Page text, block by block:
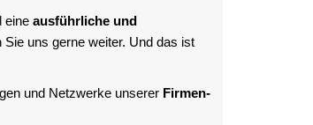
eine ausführliche und
uns gerne weiter. Und das ist
und Netzwerke unserer Firmen-